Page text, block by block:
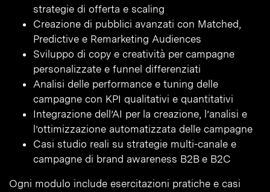
strategie di offerta e scaling
Creazione di pubblici avanzati con Matched,
Predictive e Remarketing Audiences
Sviluppo di copy e creatività per campagne
personalizzate e funnel differenziati
Analisi delle performance e tuning delle
campagne con KPI qualitativi e quantitativi
Integrazione dell’AI per la creazione, l’analisi e
l’ottimizzazione automatizzata delle campagne
Casi studio reali su strategie multi-canale e
campagne di brand awareness B2B e B2C
Ogni modulo include esercitazioni pratiche e casi